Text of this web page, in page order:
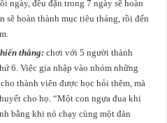
ngày, đều đặn trong 7 ngày sẽ hoàn
sẽ hoàn thành mục tiêu tháng, rồi đến
thắng:chơi với 5 người thành
6. Việc gia nhập vào nhóm những
thành viên được học hỏi thêm, mà
cho họ. “Một con ngựa đua khi
bằng khi nó chạy cùng một đàn